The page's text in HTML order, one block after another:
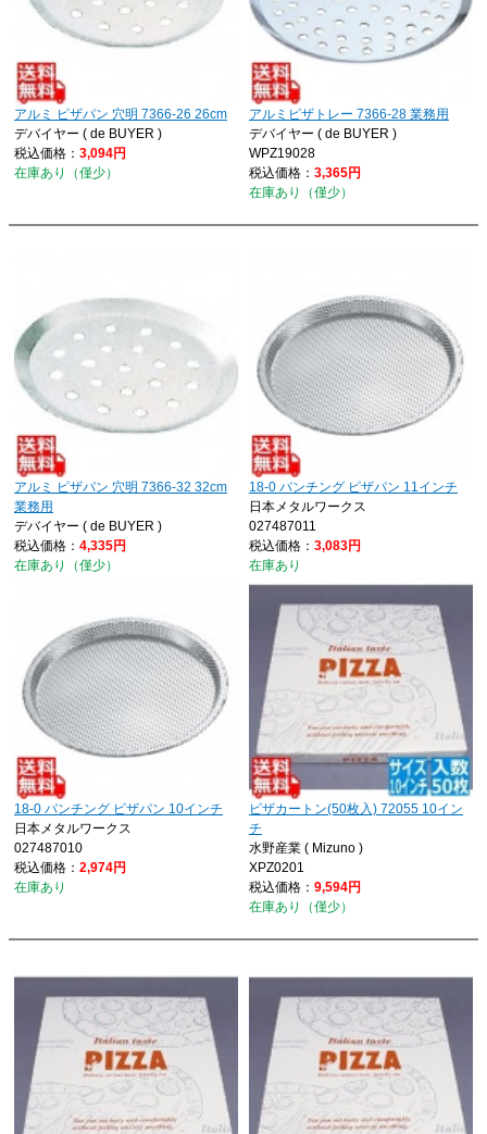
アルミ ピザパン 穴明 7366-26 26cm
デバイヤー ( de BUYER )
税込価格： 3,094円
在庫あり（僅少）
アルミピザトレー 7366-28 業務用
デバイヤー ( de BUYER )
WPZ19028
税込価格： 3,365円
在庫あり（僅少）
アルミ ピザパン 穴明 7366-32 32cm
業務用
デバイヤー ( de BUYER )
税込価格： 4,335円
在庫あり（僅少）
18-0 パンチング ピザパン 11インチ
日本メタルワークス
027487011
税込価格： 3,083円
在庫あり
18-0 パンチング ピザパン 10インチ
日本メタルワークス
027487010
税込価格： 2,974円
在庫あり
ピザカートン(50枚入) 72055 10イン
チ
水野産業 ( Mizuno )
XPZ0201
税込価格： 9,594円
在庫あり（僅少）